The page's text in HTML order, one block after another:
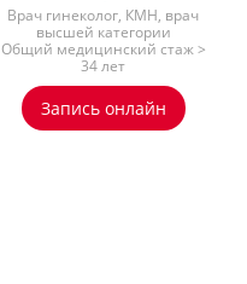
Врач гинеколог, КМН, врач
высшей категории
Общий медицинский стаж >
34 лет
Запись онлайн